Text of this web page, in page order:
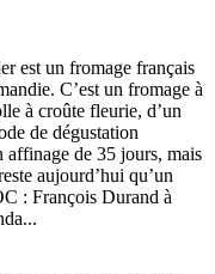
est un fromage français
C’est un fromage à
à croûte fleurie, d’un
de dégustation
affinage de 35 jours, mais
aujourd’hui qu’un
: François Durand à